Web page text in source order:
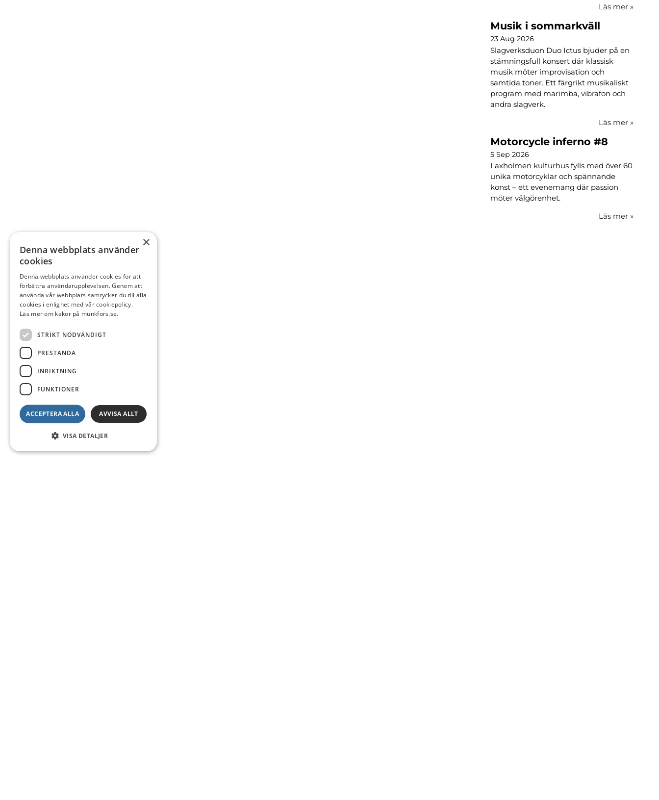
Läs mer »
Musik i sommarkväll
23 Aug 2026
Slagverksduon Duo Ictus bjuder på en
stämningsfull konsert där klassisk
musik möter improvisation och
samtida toner. Ett färgrikt musikaliskt
program med marimba, vibrafon och
andra slagverk.
Läs mer »
Motorcycle inferno #8
5 Sep 2026
Laxholmen kulturhus fylls med över 60
unika motorcyklar och spännande
konst – ett evenemang där passion
möter välgörenhet.
Läs mer »
×
Denna webbplats använder
cookies
Denna webbplats använder cookies för att
förbättra användarupplevelsen. Genom att
använda vår webbplats samtycker du till alla
cookies i enlighet med vår cookiepolicy.
Läs mer om kakor på munkfors.se.
STRIKT NÖDVÄNDIGT
PRESTANDA
INRIKTNING
FUNKTIONER
ACCEPTERA ALLA AVVISA ALLT
VISA DETALJER